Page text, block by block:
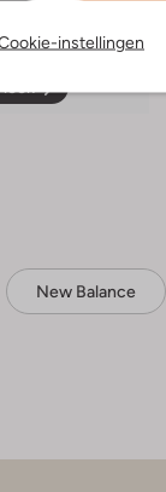
instellingen
New Balance